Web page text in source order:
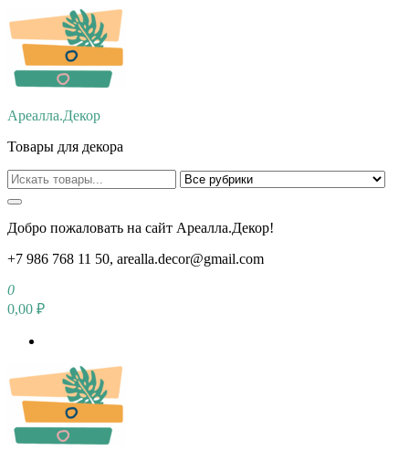
Перейти
к
содержимому
Ареалла.Декор
Товары для декора
Добро пожаловать на сайт Ареалла.Декор!
+7 986 768 11 50, arealla.decor@gmail.com
0
0,00 ₽